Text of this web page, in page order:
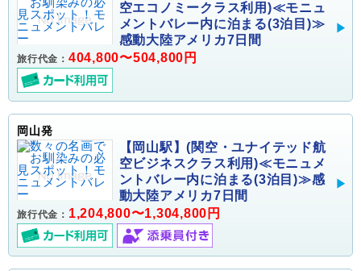
空エコノミークラス利用)≪モニュ
メントバレー内に泊まる(3泊目)≫
感動大陸アメリカ7日間
旅行代金： 404,800〜504,800円
岡山発
【岡山駅】(関空・ユナイテッド航
空ビジネスクラス利用)≪モニュメ
ントバレー内に泊まる(3泊目)≫感
動大陸アメリカ7日間
旅行代金： 1,204,800〜1,304,800円